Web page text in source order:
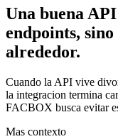
Una buena
endpoints,
alrededor.
Cuando la API vive
la integracion termina
FACBOX busca evitar
Mas contexto